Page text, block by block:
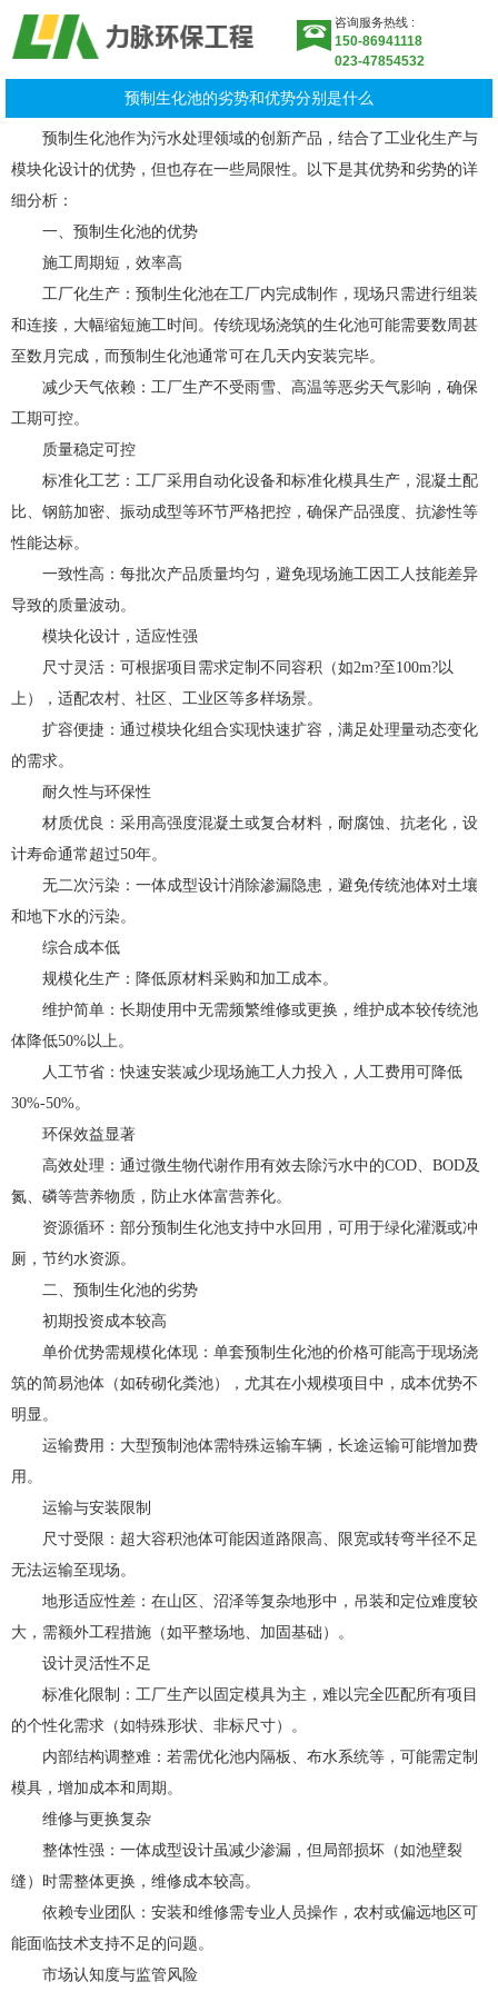
咨询服务热线 :
150-86941118
023-47854532
预制生化池的劣势和优势分别是什么
预制生化池作为污水处理领域的创新产品，结合了工业化生产与
模块化设计的优势，但也存在一些局限性。以下是其优势和劣势的详
细分析：
一、预制生化池的优势
施工周期短，效率高
工厂化生产：预制生化池在工厂内完成制作，现场只需进行组装
和连接，大幅缩短施工时间。传统现场浇筑的生化池可能需要数周甚
至数月完成，而预制生化池通常可在几天内安装完毕。
减少天气依赖：工厂生产不受雨雪、高温等恶劣天气影响，确保
工期可控。
质量稳定可控
标准化工艺：工厂采用自动化设备和标准化模具生产，混凝土配
比、钢筋加密、振动成型等环节严格把控，确保产品强度、抗渗性等
性能达标。
一致性高：每批次产品质量均匀，避免现场施工因工人技能差异
导致的质量波动。
模块化设计，适应性强
尺寸灵活：可根据项目需求定制不同容积（如2m?至100m?以
上），适配农村、社区、工业区等多样场景。
扩容便捷：通过模块化组合实现快速扩容，满足处理量动态变化
的需求。
耐久性与环保性
材质优良：采用高强度混凝土或复合材料，耐腐蚀、抗老化，设
计寿命通常超过50年。
无二次污染：一体成型设计消除渗漏隐患，避免传统池体对土壤
和地下水的污染。
综合成本低
规模化生产：降低原材料采购和加工成本。
维护简单：长期使用中无需频繁维修或更换，维护成本较传统池
体降低50%以上。
人工节省：快速安装减少现场施工人力投入，人工费用可降低
30%-50%。
环保效益显著
高效处理：通过微生物代谢作用有效去除污水中的COD、BOD及
氮、磷等营养物质，防止水体富营养化。
资源循环：部分预制生化池支持中水回用，可用于绿化灌溉或冲
厕，节约水资源。
二、预制生化池的劣势
初期投资成本较高
单价优势需规模化体现：单套预制生化池的价格可能高于现场浇
筑的简易池体（如砖砌化粪池），尤其在小规模项目中，成本优势不
明显。
运输费用：大型预制池体需特殊运输车辆，长途运输可能增加费
用。
运输与安装限制
尺寸受限：超大容积池体可能因道路限高、限宽或转弯半径不足
无法运输至现场。
地形适应性差：在山区、沼泽等复杂地形中，吊装和定位难度较
大，需额外工程措施（如平整场地、加固基础）。
设计灵活性不足
标准化限制：工厂生产以固定模具为主，难以完全匹配所有项目
的个性化需求（如特殊形状、非标尺寸）。
内部结构调整难：若需优化池内隔板、布水系统等，可能需定制
模具，增加成本和周期。
维修与更换复杂
整体性强：一体成型设计虽减少渗漏，但局部损坏（如池壁裂
缝）时需整体更换，维修成本较高。
依赖专业团队：安装和维修需专业人员操作，农村或偏远地区可
能面临技术支持不足的问题。
市场认知度与监管风险